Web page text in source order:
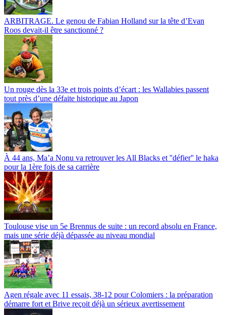
ARBITRAGE. Le genou de Fabian Holland sur la tête d’Evan
Roos devait-il être sanctionné ?
Un rouge dès la 33e et trois points d’écart : les Wallabies passent
tout près d’une défaite historique au Japon
À 44 ans, Ma’a Nonu va retrouver les All Blacks et ''défier'' le haka
pour la 1ère fois de sa carrière
Toulouse vise un 5e Brennus de suite : un record absolu en France,
mais une série déjà dépassée au niveau mondial
Agen régale avec 11 essais, 38-12 pour Colomiers : la préparation
démarre fort et Brive reçoit déjà un sérieux avertissement